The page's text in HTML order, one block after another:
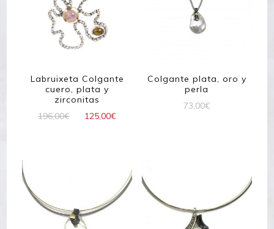
Labruixeta Colgante
cuero, plata y
zirconitas
196,00€ 125,00€
Colgante plata, oro y
perla
73,00€